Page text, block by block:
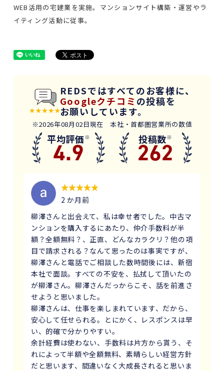
WEB活用の宅建業を実施。マンションサイト構築・運営やラ
イティング活動に従事。
REDSではすべてのお客様に、
Googleクチコミ の投稿を
お願いしています。
※2026年08月02日現在 本社・首都圏営業所の数値
平均評価※
4.9 投稿数※
262
2 か月前
柳澤さんと出会えて、私は幸せ者でした。中古マ
ンションを購入するにあたり、仲介手数料が半
額？全額無料？、正直、どんなカラクリ？他の項
目で請求される？なんて思ったのは事実ですが、
柳澤さんと電話でご相談した数時間後には、新宿
本社で面談。すべての不安を、払拭して頂いたの
が柳澤さん。柳澤さんだっからこそ、話を前進さ
せようと思いました。
柳澤さんは、仕事を楽しまれています、だから、
安心して任せられる。とにかく、レスポンスは早
い、的確で分かりやすい。
余計経費は使わない、手数料は片方から貰う、そ
れによって半額や全額無料、素晴らしい経営方針
だと思います、間違いなく大成長されると思いま